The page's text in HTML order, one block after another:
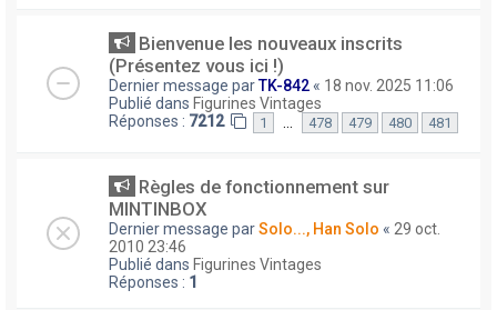
Bienvenue les nouveaux inscrits
(Présentez vous ici !)
Dernier message parTK-842 « 18 nov. 2025 11:06
Publié dans Figurines Vintages
Réponses : 7212 1 … 478 479 480 481
Règles de fonctionnement sur
MINTINBOX
Dernier message parSolo..., Han Solo « 29 oct.
2010 23:46
Publié dans Figurines Vintages
Réponses : 1